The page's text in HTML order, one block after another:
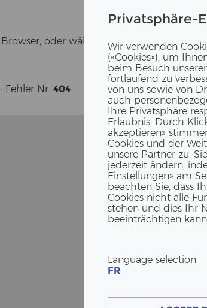
Privatsphäre-
Wir verwenden
(«Cookies»), um
beim Besuch
fortlaufend zu
von uns sowie von
auch
Ihre Privatsphäre
Erlaubnis. Durch
akzeptieren»
Cookies und der
unsere Partner zu.
jederzeit ändern,
Einstellungen» am
beachten Sie, dass
Cookies nicht alle
stehen und dies Ihr
beeinträchtigen kann.
Language selection
FR
oder wäh­len Sie einen Punkt aus
Feh­ler Nr. 404
KON­TAKT
ERNE GmbH
Am Hans-​Teich 14
DE-51674 Wiehl
Bernd Bonsch |